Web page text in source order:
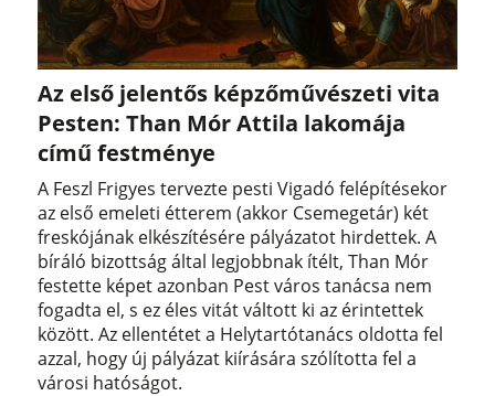
Az első jelentős képzőművészeti vita
Pesten: Than Mór Attila lakomája
című festménye
A Feszl Frigyes tervezte pesti Vigadó felépítésekor
az első emeleti étterem (akkor Csemegetár) két
freskójának elkészítésére pályázatot hirdettek. A
bíráló bizottság által legjobbnak ítélt, Than Mór
festette képet azonban Pest város tanácsa nem
fogadta el, s ez éles vitát váltott ki az érintettek
között. Az ellentétet a Helytartótanács oldotta fel
azzal, hogy új pályázat kiírására szólította fel a
városi hatóságot.